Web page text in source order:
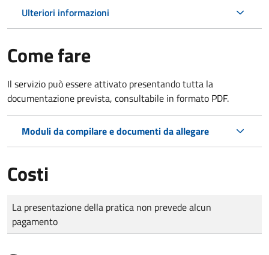
Ulteriori informazioni
Come fare
Il servizio può essere attivato presentando tutta la
documentazione prevista, consultabile in formato PDF.
Moduli da compilare e documenti da allegare
Costi
Tipo di pagamento
Importo
La presentazione della pratica non prevede alcun
pagamento